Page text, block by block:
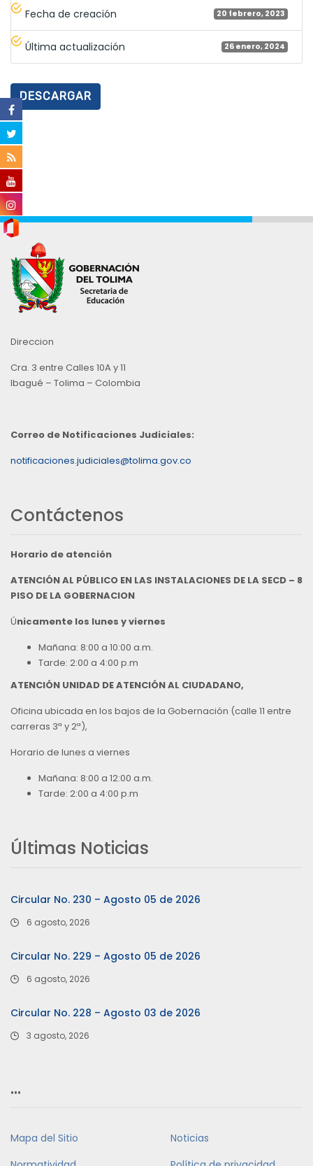
Fecha de creación 20 febrero, 2023
Última actualización 26 enero, 2024
DESCARGAR
Direccion
Cra. 3 entre Calles 10A y 11
Ibagué – Tolima – Colombia
Correo de Notificaciones Judiciales:
notificaciones.judiciales@tolima.gov.co
Contáctenos
Horario de atención
ATENCIÓN AL PÚBLICO EN LAS INSTALACIONES DE LA SECD – 8
PISO DE LA GOBERNACION
Únicamente los lunes y viernes
Mañana: 8:00 a 10:00 a.m.
Tarde: 2:00 a 4:00 p.m
ATENCIÓN UNIDAD DE ATENCIÓN AL CIUDADANO,
Oficina ubicada en los bajos de la Gobernación (calle 11 entre
carreras 3ª y 2ª),
Horario de lunes a viernes
Mañana: 8:00 a 12:00 a.m.
Tarde: 2:00 a 4:00 p.m
Últimas Noticias
Circular No. 230 – Agosto 05 de 2026
6 agosto, 2026
Circular No. 229 – Agosto 05 de 2026
6 agosto, 2026
Circular No. 228 – Agosto 03 de 2026
3 agosto, 2026
…
Mapa del Sitio
Noticias